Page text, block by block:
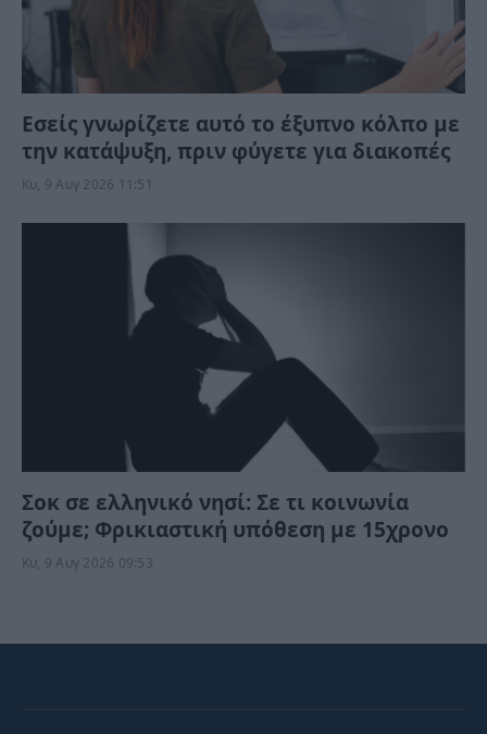
Εσείς γνωρίζετε αυτό το έξυπνο κόλπο με
την κατάψυξη, πριν φύγετε για διακοπές
Κυ, 9 Αυγ 2026 11:51
Σοκ σε ελληνικό νησί: Σε τι κοινωνία
ζούμε; Φρικιαστική υπόθεση με 15χρονο
Κυ, 9 Αυγ 2026 09:53